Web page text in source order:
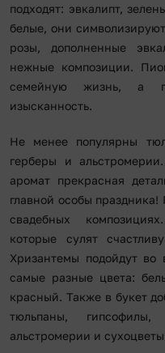
подходят: эвкалипт,
белые, они
розы, дополненные
нежные композиции.
семейную жизнь, а
изысканность.
Не менее популярны
герберы и
аромат прекрасная
главной особы
свадебных
которые сулят
Хризантемы подойдут во
самые разные цвета:
красный. Также в букет
тюльпаны,
альстромерии и